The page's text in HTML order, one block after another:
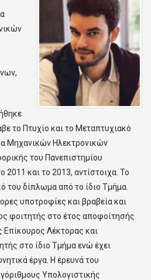
τo Πτυχίο και το Μεταπτυχιακό
Μηχανικών Ηλεκτρονικών
του Πανεπιστημίου
2011 και το 2013, αντίστοιχα. Το
του δίπλωμα από το ίδιο Tμήμα.
υποτροφίες και βραβεία και
φοιτητής στο έτος αποφοίτησής
Λέκτορας και
στο ίδιο Τμήμα ενώ έχει
έργα. Η έρευνά του
Υπολογιστικής